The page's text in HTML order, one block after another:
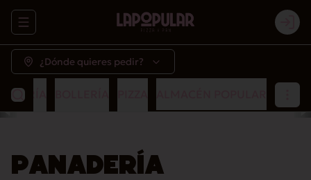
Abrir menu de navegación
¿Dónde quieres pedir?
PANADERÍA